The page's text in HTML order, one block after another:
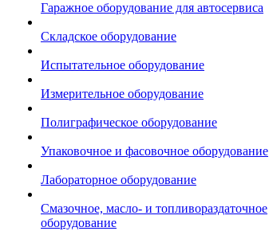
Гаражное оборудование для автосервиса
Складское оборудование
Испытательное оборудование
Измерительное оборудование
Полиграфическое оборудование
Упаковочное и фасовочное оборудование
Лабораторное оборудование
Смазочное, масло- и топливораздаточное
оборудование